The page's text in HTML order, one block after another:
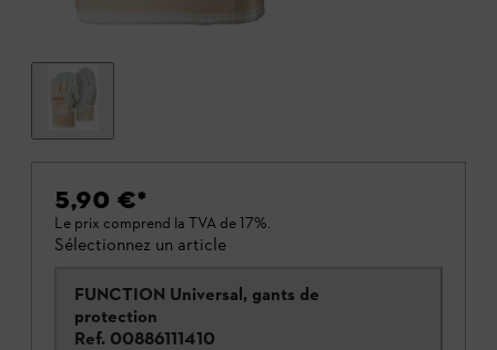
5,90 €*
Le prix comprend la TVA de 17%.
Sélectionnez un article
FUNCTION Universal, gants de
protection
Ref. 00886111410